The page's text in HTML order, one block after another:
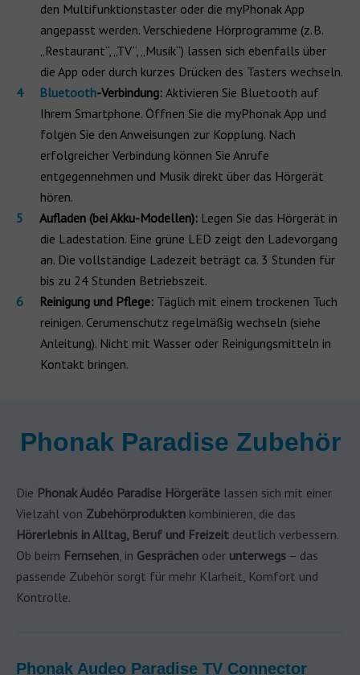
den Multifunktionstaster oder die myPhonak App
angepasst werden. Verschiedene Hörprogramme (z. B.
„Restaurant“, „TV“, „Musik“) lassen sich ebenfalls über
die App oder durch kurzes Drücken des Tasters wechseln.
Bluetooth-Verbindung: Aktivieren Sie Bluetooth auf
Ihrem Smartphone. Öffnen Sie die myPhonak App und
folgen Sie den Anweisungen zur Kopplung. Nach
erfolgreicher Verbindung können Sie Anrufe
entgegennehmen und Musik direkt über das Hörgerät
hören.
Aufladen (bei Akku-Modellen): Legen Sie das Hörgerät in
die Ladestation. Eine grüne LED zeigt den Ladevorgang
an. Die vollständige Ladezeit beträgt ca. 3 Stunden für
bis zu 24 Stunden Betriebszeit.
Reinigung und Pflege: Täglich mit einem trockenen Tuch
reinigen. Cerumenschutz regelmäßig wechseln (siehe
Anleitung). Nicht mit Wasser oder Reinigungsmitteln in
Kontakt bringen.
Phonak Paradise Zubehör
Die Phonak Audéo Paradise Hörgeräte lassen sich mit einer
Vielzahl von Zubehörprodukten kombinieren, die das
Hörerlebnis in Alltag, Beruf und Freizeit deutlich verbessern.
Ob beim Fernsehen, in Gesprächen oder unterwegs – das
passende Zubehör sorgt für mehr Klarheit, Komfort und
Kontrolle.
Phonak Audeo Paradise TV Connector